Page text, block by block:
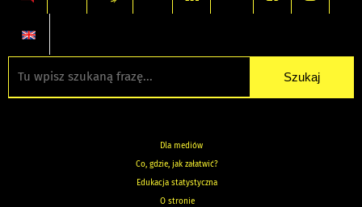
Dla mediów
Co, gdzie, jak załatwić?
Edukacja statystyczna
O stronie